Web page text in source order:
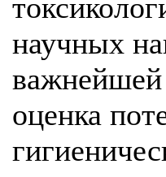
научных
оценка